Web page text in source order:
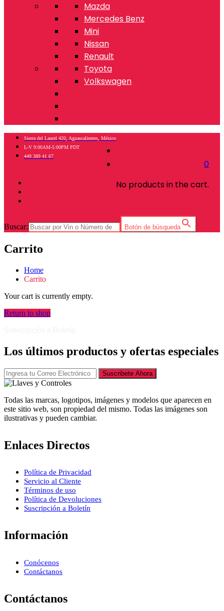
Mazda
Mercedes Benz
Mini
Nissan
Renault
Toyota
Volkswagen
0
No products in the cart.
Sierra del Laurel 420, Aguascalientes, México
L-V 9:00AM-5:00PM PDT
449 389 41 67
Buscar: Botón de búsqueda
Carrito
Home
Carrito
Your cart is currently empty.
Return to shop
Los últimos productos y ofertas especiales
Suscribete Ahora
Todas las marcas, logotipos, imágenes y modelos que aparecen en
este sitio web, son propiedad del mismo. Todas las imágenes son
ilustrativas y pueden cambiar.
Enlaces Directos
Política de Privacidad
Servicio al Cliente
Términos de uso
Política de Devoluciones
Suscripción a Boletín
Información
Conócenos
Contáctanos
Contáctanos